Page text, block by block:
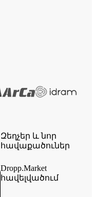
Զեղչեր և նոր
հավաքածուներ
Dropp.Market
հավելվածում